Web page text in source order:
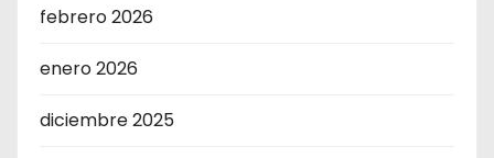
febrero 2026
enero 2026
diciembre 2025